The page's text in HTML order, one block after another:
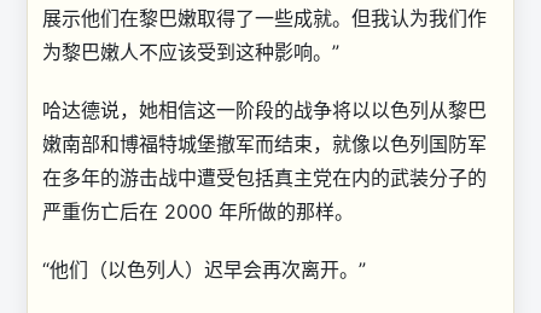
展示他们在黎巴嫩取得了一些成就。但我认为我们作
为黎巴嫩人不应该受到这种影响。”
哈达德说，她相信这一阶段的战争将以以色列从黎巴
嫩南部和博福特城堡撤军而结束，就像以色列国防军
在多年的游击战中遭受包括真主党在内的武装分子的
严重伤亡后在 2000 年所做的那样。
“他们（以色列人）迟早会再次离开。”